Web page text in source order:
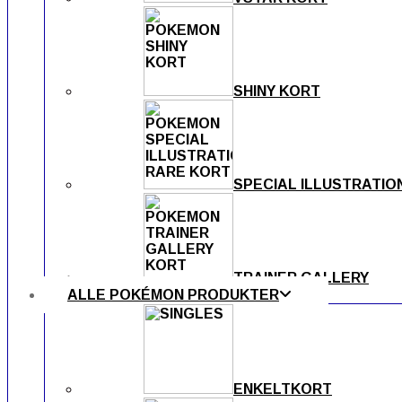
SHINY KORT
SPECIAL
TRAINER GALLERY
ALLE POKÉMON PRODUKTER
ENKELTKORT